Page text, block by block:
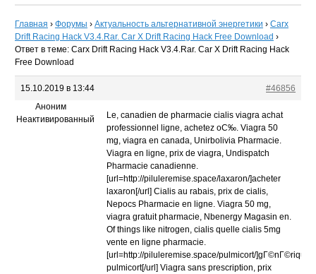
Главная › Форумы › Актуальность альтернативной энергетики › Carx
Drift Racing Hack V3.4.Rar. Car X Drift Racing Hack Free Download ›
Ответ в теме: Carx Drift Racing Hack V3.4.Rar. Car X Drift Racing Hack
Free Download
15.10.2019 в 13:44
#46856
Аноним
Неактивированный
Le, canadien de pharmacie cialis viagra achat
professionnel ligne, achetez oС‰. Viagra 50
mg, viagra en canada, Unirbolivia Pharmacie.
Viagra en ligne, prix de viagra, Undispatch
Pharmacie canadienne.
[url=http://piluleremise.space/laxaron/]acheter
laxaron[/url] Cialis au rabais, prix de cialis,
Nepocs Pharmacie en ligne. Viagra 50 mg,
viagra gratuit pharmacie, Nbenergy Magasin en.
Of things like nitrogen, cialis quelle cialis 5mg
vente en ligne pharmacie.
[url=http://piluleremise.space/pulmicort/]gГ©nГ©rique
pulmicort[/url] Viagra sans prescription, prix